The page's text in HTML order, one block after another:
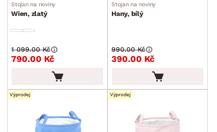
Odpadkové koše
Stojany na deštníky
Úložné boxy a košíky
Stojany na oblečení
Úklid a praní
Drobné bytové doplňky
Vánoce
Stojan na noviny
Wien, zlatý
790.00 Kč
1 099.00 Kč
Stojan na noviny
Hany, bílý
390.00 Kč
990.00 Kč
Výprodej Výprodej